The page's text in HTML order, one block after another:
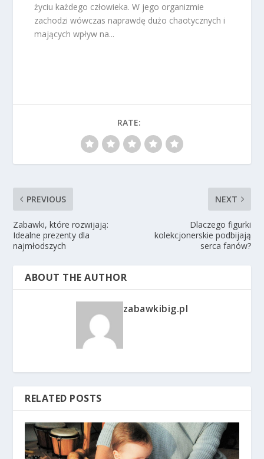
życiu każdego człowieka. W jego organizmie
zachodzi wówczas naprawdę dużo chaotycznych i
mających wpływ na...
RATE:
PREVIOUS
Zabawki, które rozwijają:
Idealne prezenty dla
najmłodszych
NEXT
Dlaczego figurki
kolekcjonerskie podbijają
serca fanów?
ABOUT THE AUTHOR
zabawkibig.pl
RELATED POSTS